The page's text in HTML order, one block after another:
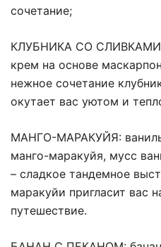
сочетание;
КЛУБНИКА СО СЛИВКАМИ:
крем на основе
нежное сочетание
окутает вас уютом и
МАНГО-МАРАКУЙЯ:
манго-маракуйя, мусс
– сладкое тандемное
маракуйи пригласит вас
путешествие.